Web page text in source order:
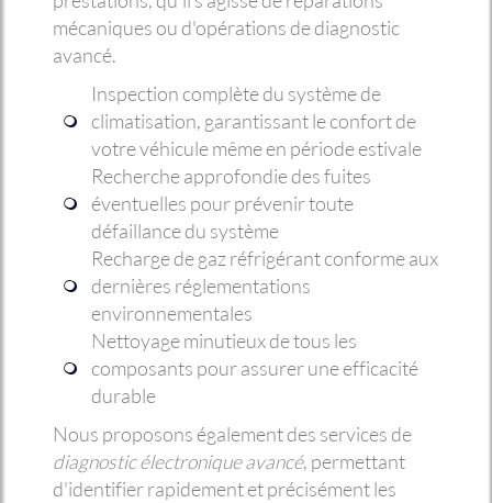
mécaniques ou d'opérations de diagnostic
avancé.
Inspection complète du système de
climatisation, garantissant le confort de
votre véhicule même en période estivale
Recherche approfondie des fuites
éventuelles pour prévenir toute
défaillance du système
Recharge de gaz réfrigérant conforme aux
dernières réglementations
environnementales
Nettoyage minutieux de tous les
composants pour assurer une efficacité
durable
Nous proposons également des services de
diagnostic électronique avancé, permettant
d'identifier rapidement et précisément les